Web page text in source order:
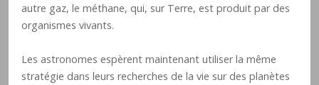
autre gaz, le méthane, qui, sur Terre, est produit par des
organismes vivants.
Les astronomes espèrent maintenant utiliser la même
stratégie dans leurs recherches de la vie sur des planètes